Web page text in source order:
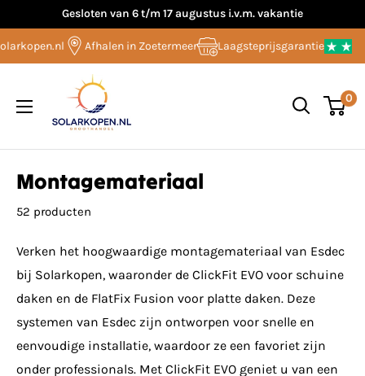
inhoud
Gesloten van 6 t/m 17 augustus i.v.m. vakantie
Afhalen in Zoetermeer Laagsteprijsgarantie
Solarkopen.nl
0
Montagemateriaal
52 producten
Verken het hoogwaardige montagemateriaal van Esdec
bij Solarkopen, waaronder de ClickFit EVO voor schuine
daken en de FlatFix Fusion voor platte daken. Deze
systemen van Esdec zijn ontworpen voor snelle en
eenvoudige installatie, waardoor ze een favoriet zijn
onder professionals. Met ClickFit EVO geniet u van een